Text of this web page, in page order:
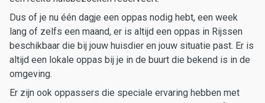
Dus of je nu één dagje een oppas nodig hebt, een week
lang of zelfs een maand, er is altijd een oppas in Rijssen
beschikbaar die bij jouw huisdier en jouw situatie past. Er is
altijd een lokale oppas bij je in de buurt die bekend is in de
omgeving.
Er zijn ook oppassers die speciale ervaring hebben met